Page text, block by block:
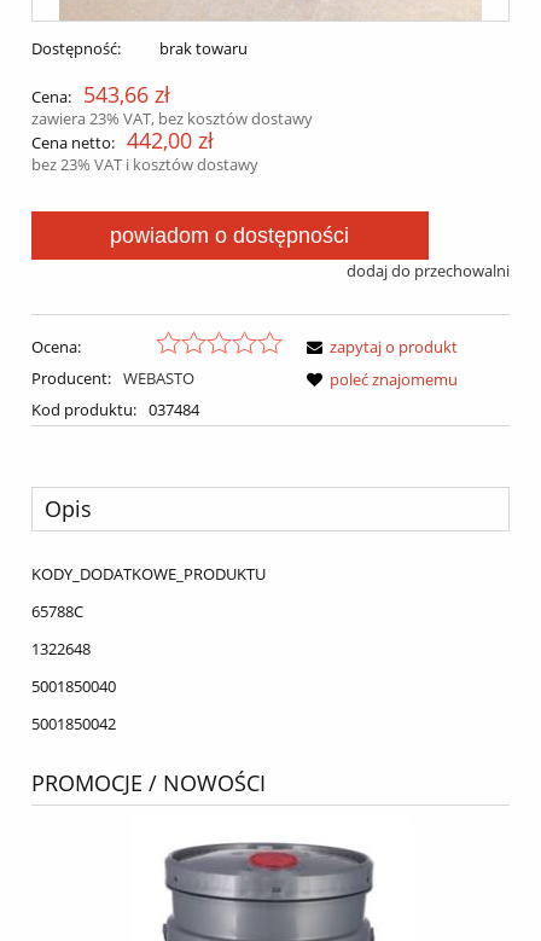
Dostępność: brak towaru
Cena: 543,66 zł
zawiera 23% VAT, bez kosztów dostawy
Cena netto: 442,00 zł
bez 23% VAT i kosztów dostawy
powiadom o dostępności
dodaj do przechowalni
Ocena:
Producent: WEBASTO
Kod produktu: 037484
zapytaj o produkt
poleć znajomemu
Opis
KODY_DODATKOWE_PRODUKTU
65788C
1322648
5001850040
5001850042
PROMOCJE / NOWOŚCI